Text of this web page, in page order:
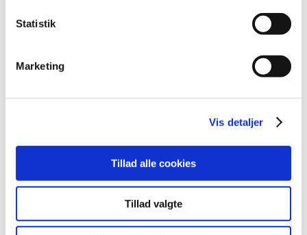
Statistik
Marketing
Vis detaljer
Tillad alle cookies
Tillad valgte
TID
2023 (195)
oktober (16)
august (11)
juni (13)